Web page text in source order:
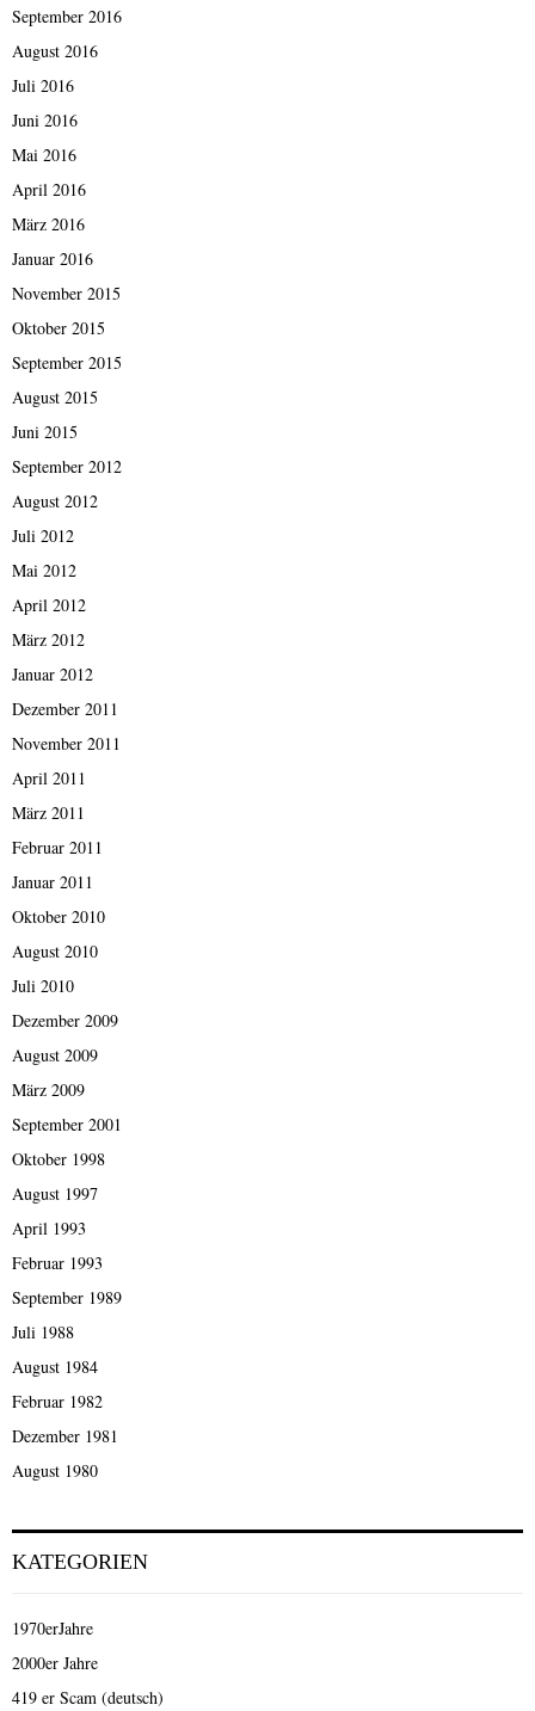
September 2016
August 2016
Juli 2016
Juni 2016
Mai 2016
April 2016
März 2016
Januar 2016
November 2015
Oktober 2015
September 2015
August 2015
Juni 2015
September 2012
August 2012
Juli 2012
Mai 2012
April 2012
März 2012
Januar 2012
Dezember 2011
November 2011
April 2011
März 2011
Februar 2011
Januar 2011
Oktober 2010
August 2010
Juli 2010
Dezember 2009
August 2009
März 2009
September 2001
Oktober 1998
August 1997
April 1993
Februar 1993
September 1989
Juli 1988
August 1984
Februar 1982
Dezember 1981
August 1980
KATEGORIEN
1970erJahre
2000er Jahre
419 er Scam (deutsch)